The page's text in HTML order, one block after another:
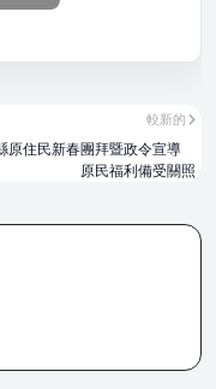
較新的
原住民新春團拜暨政令宣導
原民福利備受關照